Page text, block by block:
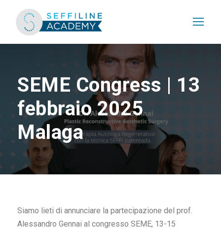
SEME Congress | 13
febbraio 2025
Malaga
Siamo lieti di annunciare la partecipazione del prof.
Alessandro Gennai al congresso SEME, 13-15